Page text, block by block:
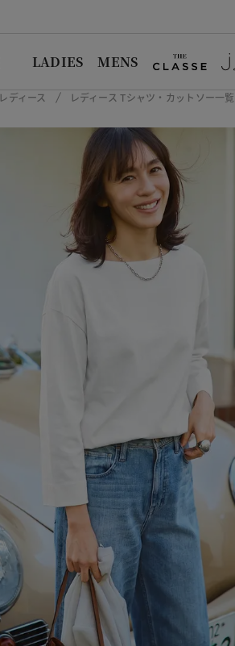
LADIES MENS
レディース レディース Tシャツ・カットソー一覧